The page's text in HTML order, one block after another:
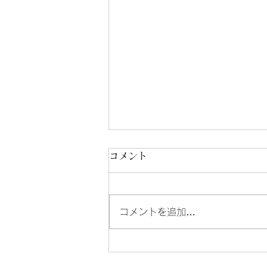
アナスタシアのことをもっと
コメント
コメントを追加…